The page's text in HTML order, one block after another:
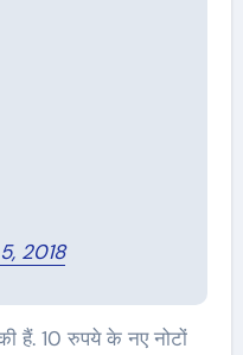
2018
हैं. 10 रुपये के नए नोटों